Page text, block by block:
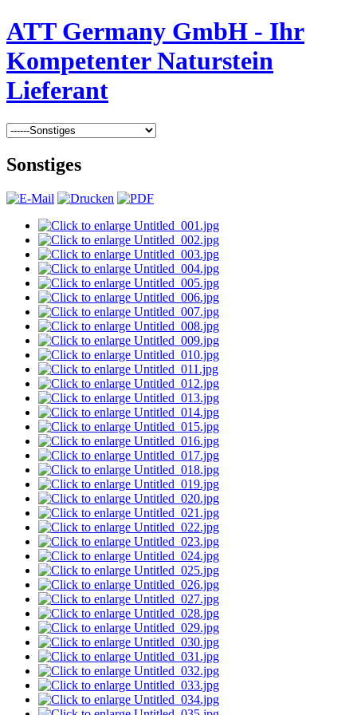
ATT Germany GmbH - Ihr
Kompetenter Naturstein
Lieferant
Sonstiges